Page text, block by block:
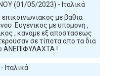
(01/05/2023) - Ιταλικά
με βαθια
.Ευγενικος με υπομονη ,
, καναμε εξ αποστασεως
σε τίποτα απο τα δια
ΑΝΕΠΙΦΥΛΑΧΤΑ !
Ιταλικά